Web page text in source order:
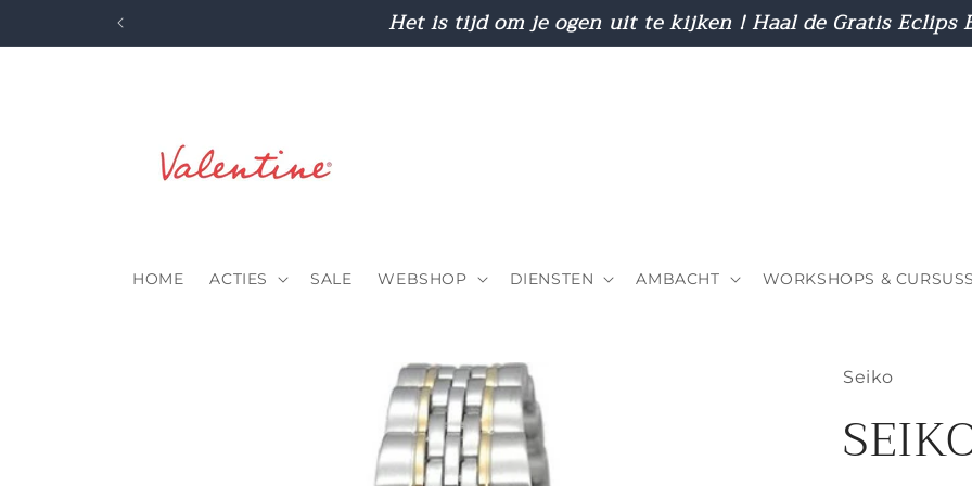
content
Het is tijd om je ogen uit te kijken ! Haal de Gratis Eclips
HOME ACTIES SALE WEBSHOP DIENSTEN AMBACHT WORKSHOPS &
Seiko